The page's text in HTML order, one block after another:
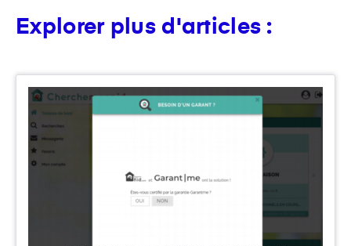
Explorer plus d'articles :